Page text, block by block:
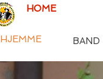
HOME
HJEMME BAND